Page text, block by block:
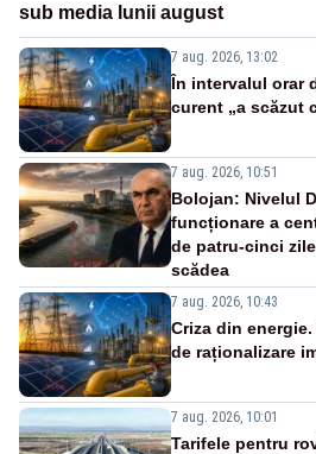
sub media lunii august
7 aug. 2026, 13:02
În intervalul orar
curent „a scăzut
7 aug. 2026, 10:51
Bolojan: Nivelul
funcționare a
de patru-cinci
scădea
7 aug. 2026, 10:43
Criza din
de raționalizare
7 aug. 2026, 10:01
Tarifele pentru